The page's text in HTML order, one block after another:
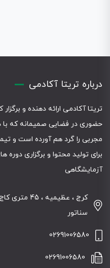
درباره تریتا آکادمی
تریتا آکادمی ارائه دهنده و
حضوری در فضایی صمیمانه که
مجربی را گرد هم آورده است و
برای تولید محتوا و برگزاری
آزمایشگاهی
کرج ،
سناتور
02691006580
02691006580